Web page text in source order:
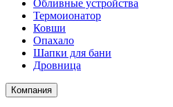
Обливные устройства
Термоионатор
Ковши
Опахало
Шапки для бани
Дровница
Компания